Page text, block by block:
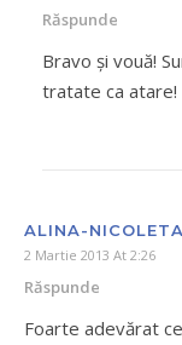
Răspunde
Bravo și vouă!
tratate ca atare!
ALINA-NICOLETA
2 Martie 2013 At 2:26
Răspunde
Foarte adevărat